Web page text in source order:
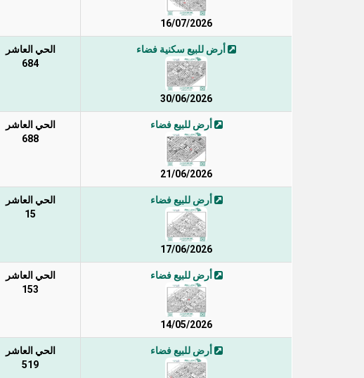
16/07/2026
أرض للبيع سكنية فضاء
30/06/2026
الحي العاشر
684
أرض للبيع فضاء
21/06/2026
الحي العاشر
688
أرض للبيع فضاء
17/06/2026
الحي العاشر
15
أرض للبيع فضاء
14/05/2026
الحي العاشر
153
أرض للبيع فضاء
الحي العاشر
519